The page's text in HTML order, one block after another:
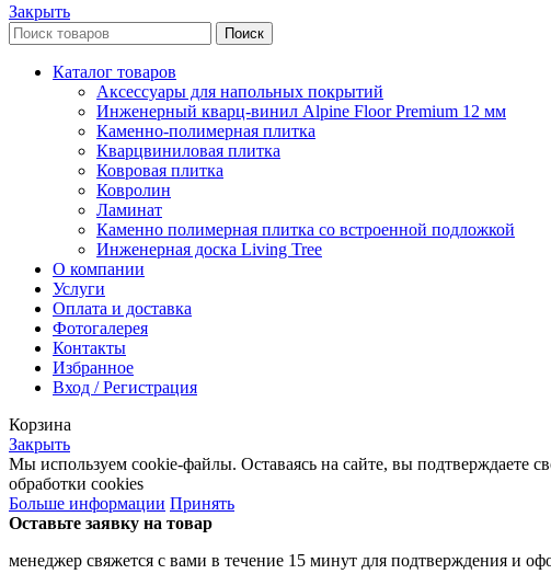
Закрыть
Поиск
Каталог товаров
Аксессуары для напольных покрытий
Инженерный кварц-винил Alpine Floor Premium 12 мм
Каменно-полимерная плитка
Кварцвиниловая плитка
Ковровая плитка
Ковролин
Ламинат
Каменно полимерная плитка со встроенной подложкой
Инженерная доска Living Tree
О компании
Услуги
Оплата и доставка
Фотогалерея
Контакты
Избранное
Вход / Регистрация
Корзина
Закрыть
Мы используем cookie-файлы. Оставаясь на сайте, вы подтверждаете
обработки cookies
Больше информации Принять
Оставьте заявку на товар
менеджер свяжется с вами в течение 15 минут для подтверждения и